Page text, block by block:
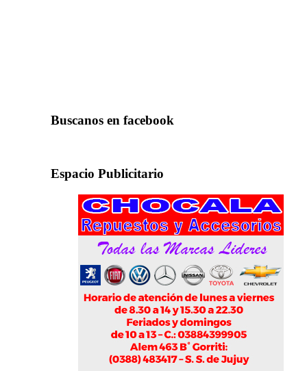
Buscanos en facebook
Espacio Publicitario